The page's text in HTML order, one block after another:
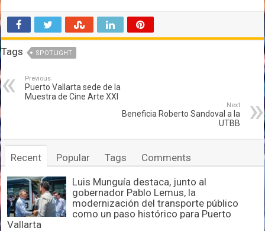
Tags SPOTLIGHT
Previous
Puerto Vallarta sede de la
Muestra de Cine Arte XXI
Next
Beneficia Roberto Sandoval a la
UTBB
Recent Popular Tags Comments
Luis Munguía destaca, junto al
gobernador Pablo Lemus, la
modernización del transporte público
como un paso histórico para Puerto
Vallarta